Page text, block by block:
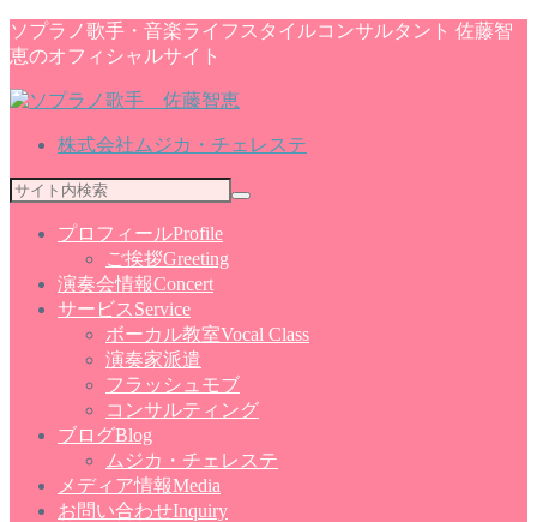
ソプラノ歌手・音楽ライフスタイルコンサルタント 佐藤智
恵のオフィシャルサイト
株式会社ムジカ・チェレステ
プロフィールProfile
ご挨拶Greeting
演奏会情報Concert
サービス Service
ボーカル教室Vocal Class
演奏家派遣
フラッシュモブ
コンサルティング
ブログBlog
ムジカ・チェレステ
メディア情報Media
お問い合わせInquiry